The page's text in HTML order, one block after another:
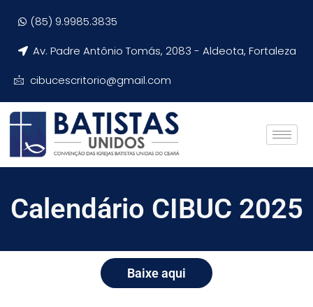
(85) 9.9985.3835
Av. Padre Antônio Tomás, 2083 - Aldeota, Fortaleza
cibucescritorio@gmail.com
Calendário CIBUC 2025
Baixe aqui